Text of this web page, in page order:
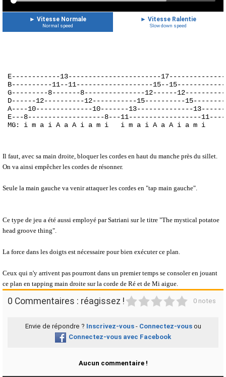
► Vitesse Normale
Normal speed
► Vitesse Ralentie
Slow down speed
E------------13-----------------------
B----------11--11-------------------15--
G---------8-------8---------------12------
D------12----------12-----------15----------
A----10--------------10-------13--------------
E---8-------------------8---11------------------
MG: i m a i A a A i a m i   i m a i A a A i a m i
Il faut, avec sa main droite, bloquer les cordes en haut du manche près du sillet.
On va ainsi empêcher les cordes de résonner.
Seule la main gauche va venir attaquer les cordes en "tap main gauche".
Ce type de jeu a été aussi employé par Satriani sur le titre "The mystical potatoe
head groove thing".
La force dans les doigts est nécessaire pour bien exécuter ce plan.
Ceux qui n'y arrivent pas pourront dans un premier temps se consoler en jouant
ce plan en tapping main droite sur la corde de Ré et de Mi aigue.
0 Commentaires : réagissez ! 0 notes
Envie de répondre ? Inscrivez-vous- Connectez-vousou
Connectez-vous avec Facebook
Aucun commentaire !